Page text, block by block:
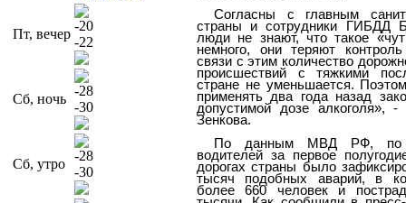
Пт, вечер
-20
-22
Сб, ночь
-28
-30
Сб, утро
-28
-30
Согласны с главным
страны и сотрудники ГИБДД
люди не знают, что такое
немного, они теряют
связи с этим количество
происшествий с тяжкими
стране не уменьшается.
применять два года назад
допустимой дозе алкоголя», -
Зенкова.
По данным МВД РФ, по
водителей за первое
дорогах страны было
тысяч подобных аварий, в
более 660 человек и